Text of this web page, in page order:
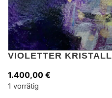
VIOLETTER KRISTALL
1.400,00 €
1 vorrätig